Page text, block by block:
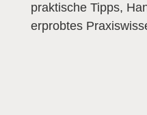
praktische Tipps,
erprobtes